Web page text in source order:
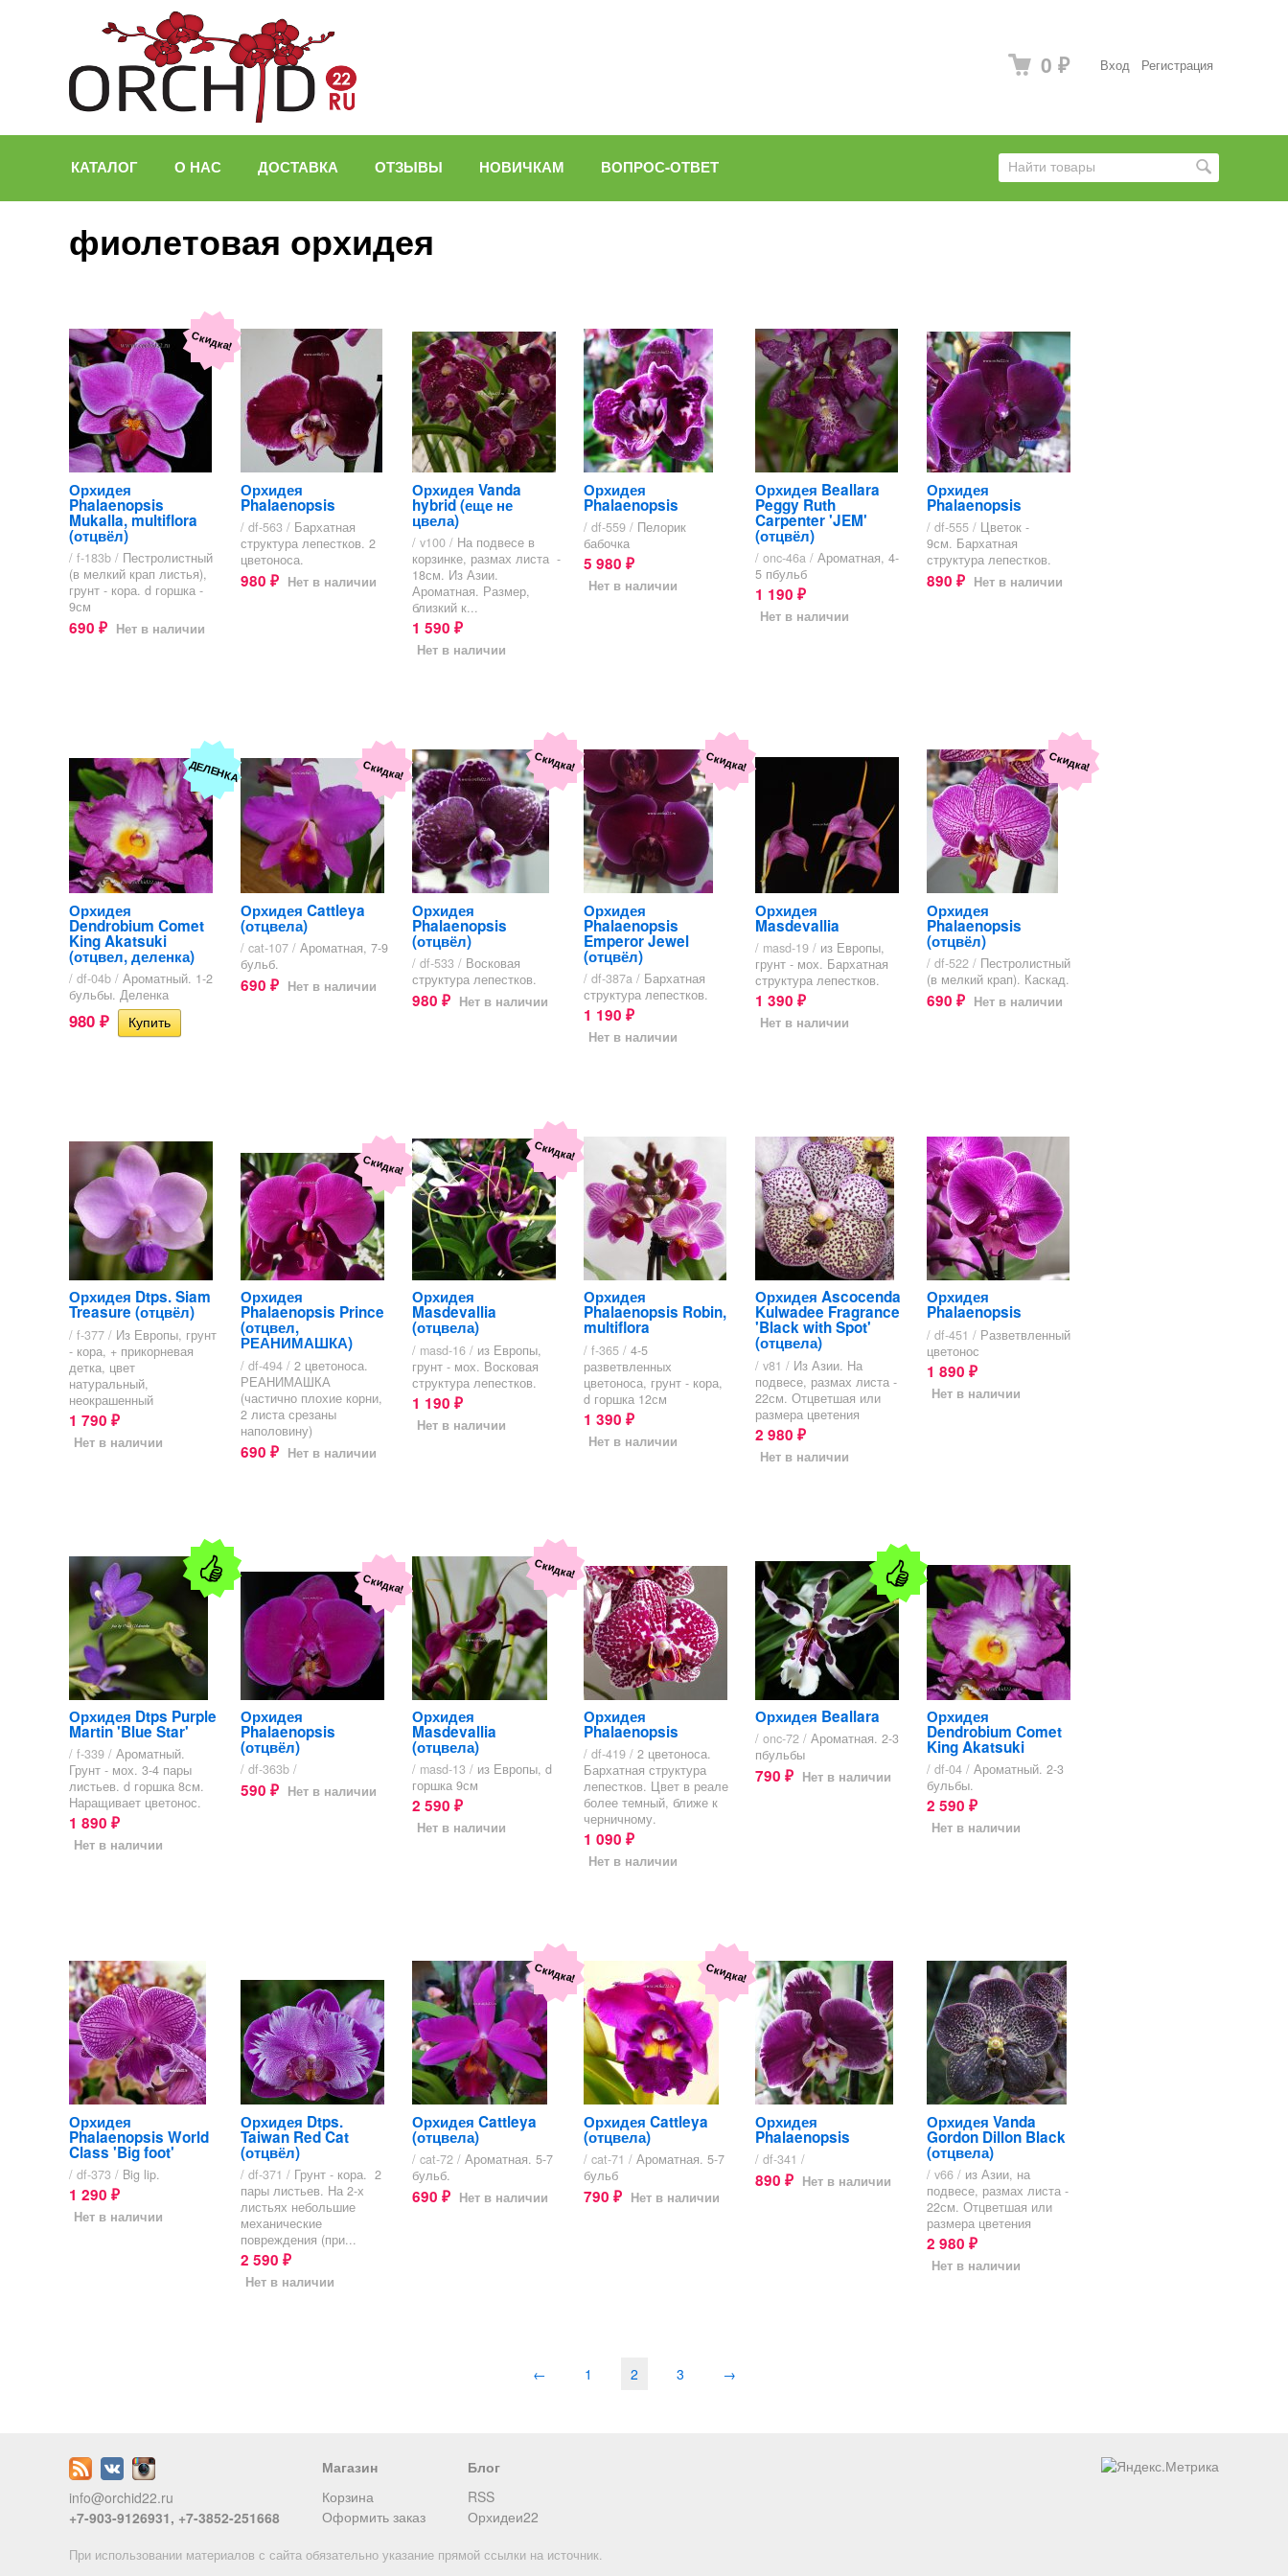
Вход Регистрация
0 ₽
КАТАЛОГ О НАС ДОСТАВКА ОТЗЫВЫ НОВИЧКАМ ВОПРОС-ОТВЕТ
фиолетовая орхидея
Скидка!
Орхидея
Phalaenopsis
Mukalla, multiflora
(отцвёл)
/ f-183b / Пестролистный
(в мелкий крап листья),
грунт - кора. d горшка -
9см
690 ₽ Нет в наличии
Орхидея
Phalaenopsis
/ df-563 / Бархатная
структура лепестков. 2
цветоноса.
980 ₽ Нет в наличии
Орхидея Vanda
hybrid (еще не
цвела)
/ v100 / На подвесе в
корзинке, размах листа -
18см. Из Азии.
Ароматная. Размер,
близкий к...
1 590 ₽
Нет в наличии
Орхидея
Phalaenopsis
/ df-559 / Пелорик
бабочка
5 980 ₽
Нет в наличии
Орхидея Beallara
Peggy Ruth
Carpenter 'JEM'
(отцвёл)
/ onc-46a / Ароматная, 4-
5 пбульб
1 190 ₽
Нет в наличии
Орхидея
Phalaenopsis
/ df-555 / Цветок -
9см. Бархатная
структура лепестков.
890 ₽ Нет в наличии
ДЕЛЕНКА
Орхидея
Dendrobium Comet
King Akatsuki
(отцвел, деленка)
/ df-04b / Ароматный. 1-2
бульбы. Деленка
980 ₽
Скидка!
Орхидея Cattleya
(отцвела)
/ cat-107 / Ароматная, 7-9
бульб.
690 ₽ Нет в наличии
Скидка!
Орхидея
Phalaenopsis
(отцвёл)
/ df-533 / Восковая
структура лепестков.
980 ₽ Нет в наличии
Скидка!
Орхидея
Phalaenopsis
Emperor Jewel
(отцвёл)
/ df-387a / Бархатная
структура лепестков.
1 190 ₽
Нет в наличии
Орхидея
Masdevallia
/ masd-19 / из Европы,
грунт - мох. Бархатная
структура лепестков.
1 390 ₽
Нет в наличии
Скидка!
Орхидея
Phalaenopsis
(отцвёл)
/ df-522 / Пестролистный
(в мелкий крап). Каскад.
690 ₽ Нет в наличии
Орхидея Dtps. Siam
Treasure (отцвёл)
/ f-377 / Из Европы, грунт
- кора, + прикорневая
детка, цвет
натуральный,
неокрашенный
1 790 ₽
Нет в наличии
Скидка!
Орхидея
Phalaenopsis Prince
(отцвел,
РЕАНИМАШКА)
/ df-494 / 2 цветоноса.
РЕАНИМАШКА
(частично плохие корни,
2 листа срезаны
наполовину)
690 ₽ Нет в наличии
Скидка!
Орхидея
Masdevallia
(отцвела)
/ masd-16 / из Европы,
грунт - мох. Восковая
структура лепестков.
1 190 ₽
Нет в наличии
Орхидея
Phalaenopsis Robin,
multiflora
/ f-365 / 4-5
разветвленных
цветоноса, грунт - кора,
d горшка 12см
1 390 ₽
Нет в наличии
Орхидея Ascocenda
Kulwadee Fragrance
'Black with Spot'
(отцвела)
/ v81 / Из Азии. На
подвесе, размах листа -
22см. Отцветшая или
размера цветения
2 980 ₽
Нет в наличии
Орхидея
Phalaenopsis
/ df-451 / Разветвленный
цветонос
1 890 ₽
Нет в наличии
Орхидея Dtps Purple
Martin 'Blue Star'
/ f-339 / Ароматный.
Грунт - мох. 3-4 пары
листьев. d горшка 8см.
Наращивает цветонос.
1 890 ₽
Нет в наличии
Скидка!
Орхидея
Phalaenopsis
(отцвёл)
/ df-363b /
590 ₽ Нет в наличии
Скидка!
Орхидея
Masdevallia
(отцвела)
/ masd-13 / из Европы, d
горшка 9см
2 590 ₽
Нет в наличии
Орхидея
Phalaenopsis
/ df-419 / 2 цветоноса.
Бархатная структура
лепестков. Цвет в реале
более темный, ближе к
черничному.
1 090 ₽
Нет в наличии
Орхидея Beallara
/ onc-72 / Ароматная. 2-3
пбульбы
790 ₽ Нет в наличии
Орхидея
Dendrobium Comet
King Akatsuki
/ df-04 / Ароматный. 2-3
бульбы.
2 590 ₽
Нет в наличии
Орхидея
Phalaenopsis World
Class 'Big foot'
/ df-373 / Big lip.
1 290 ₽
Нет в наличии
Орхидея Dtps.
Taiwan Red Cat
(отцвёл)
/ df-371 / Грунт - кора. 2
пары листьев. На 2-х
листьях небольшие
механические
повреждения (при...
2 590 ₽
Нет в наличии
Скидка!
Орхидея Cattleya
(отцвела)
/ cat-72 / Ароматная. 5-7
бульб.
690 ₽ Нет в наличии
Скидка!
Орхидея Cattleya
(отцвела)
/ cat-71 / Ароматная. 5-7
бульб
790 ₽ Нет в наличии
Орхидея
Phalaenopsis
/ df-341 /
890 ₽ Нет в наличии
Орхидея Vanda
Gordon Dillon Black
(отцвела)
/ v66 / из Азии, на
подвесе, размах листа -
22см. Отцветшая или
размера цветения
2 980 ₽
Нет в наличии
← 1 2 3 →
info@orchid22.ru
+7-903-9126931, +7-3852-251668
Магазин
Корзина
Оформить заказ
Блог
RSS
Орхидеи22
При использовании материалов с сайта обязательно указание прямой ссылки на источник.